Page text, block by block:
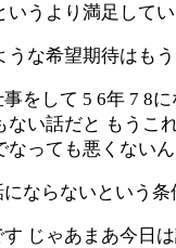
いうより満足して
うな希望期待はも
をして 5 6年 7 8
ない話だと もうこ
なっても悪くない
ならないという条
じゃあまあ今日